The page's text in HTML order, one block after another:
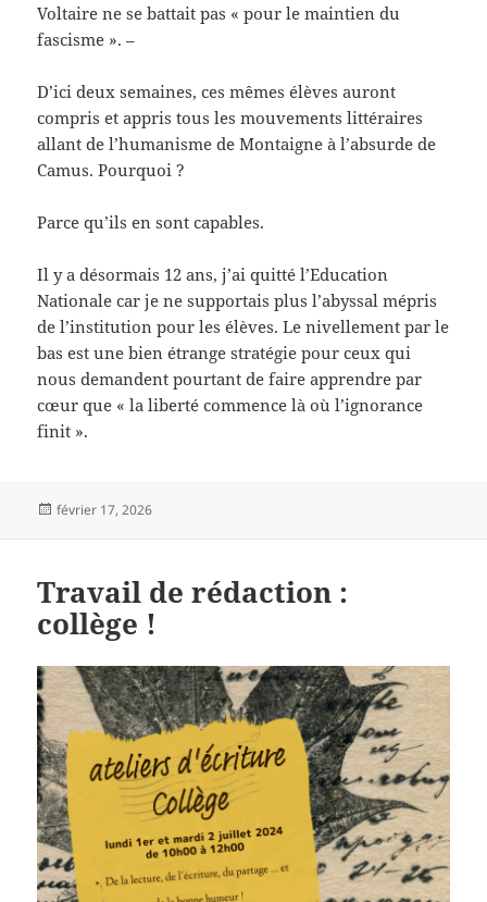
Voltaire ne se battait pas « pour le maintien du
fascisme ». –
D’ici deux semaines, ces mêmes élèves auront
compris et appris tous les mouvements littéraires
allant de l’humanisme de Montaigne à l’absurde de
Camus. Pourquoi ?
Parce qu’ils en sont capables.
Il y a désormais 12 ans, j’ai quitté l’Education
Nationale car je ne supportais plus l’abyssal mépris
de l’institution pour les élèves. Le nivellement par le
bas est une bien étrange stratégie pour ceux qui
nous demandent pourtant de faire apprendre par
cœur que « la liberté commence là où l’ignorance
finit ».
Publié
février 17, 2026
Travail de rédaction :
collège !